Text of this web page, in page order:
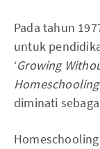
Pada tahun
untuk
‘Growing
Homeschooling
diminati